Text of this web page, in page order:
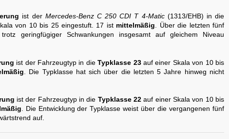
ist der Mercedes-Benz C 250 CDI T 4-Matic(1313/EHB) in die
von 10 bis 25 eingestuft. 17 ist mittelmäßig . Über die letzten fünf
geringfügiger Schwankungen insgesamt auf gleichem Niveau
ist der Fahrzeugtyp in dieTypklasse 23auf einer Skala von 10 bis
. Die Typklasse hat sich über die letzten 5 Jahre hinweg nicht
ist der Fahrzeugtyp in die Typklasse 22 auf einer Skala von 10 bis
. Die Entwicklung der Typklasse weist über die vergangenen fünf
auf.